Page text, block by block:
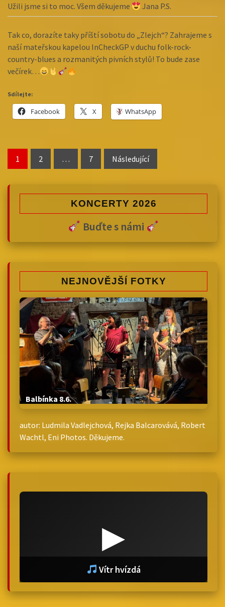
Užili jsme si to moc. Všem děkujeme
Jana P.S.
Tak co, dorazíte taky příští sobotu do „Zlejch“? Zahrajeme s
naší mateřskou kapelou InCheckGP v duchu folk-rock-
country-blues a rozmanitých pivních stylů! To bude zase
večírek…
Sdílejte:
Facebook X WhatsApp
Stránkování
příspěvků
1 2 … 7 Následující
KONCERTY 2026
Buďte s námi
NEJNOVĚJŠÍ FOTKY
Balbínka 8.6.
autor: Ludmila Vadlejchová, Rejka Balcarovává, Robert
Wachtl, Eni Photos. Děkujeme.
▶
Vítr hvízdá